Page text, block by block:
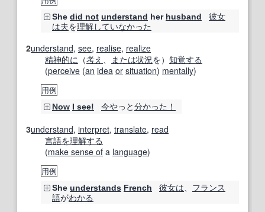
She did not understand her husband
彼女
は夫を理解していなかった
2understand, see, realise, realize
精神的に （考え または状況を） 知覚する
(perceive (an idea or situation) mentally)
用例
Now I see! 今やっと分かった！
3understand, interpret, translate, read
言語を理解する
(make sense of a language)
用例
She understands French 彼女は
フランス
語がわかる